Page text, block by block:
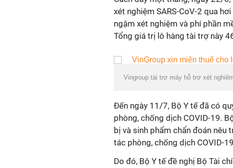
xét nghiệm SARS-CoV-2 qua
ngậm xét nghiệm và phí phần
Tổng giá trị lô hàng tài trợ này
Vingroup tài trợ máy hỗ trợ xét
Đến ngày 11/7, Bộ Y tế đã có
phòng, chống dịch COVID-19.
bị và sinh phẩm chẩn đoán
tác phòng, chống dịch COVID-
Do đó, Bộ Y tế đề nghị Bộ Tài